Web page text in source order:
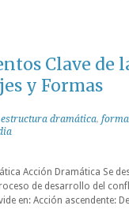
Clave de
y Formas
estructura dramática,
Acción Dramática Se
de desarrollo del
en: Acción ascendente: